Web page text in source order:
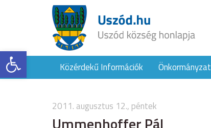
Eszköztár megnyitásaKözérdekű Információk Önkormányzat
2011. augusztus 12., péntek